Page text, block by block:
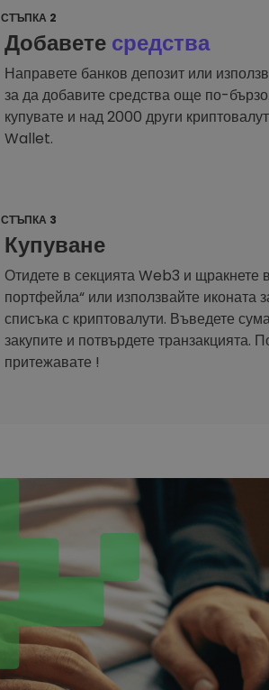
СТЪПКА 2
Добавете средства
Направете банков депозит или
за да добавите средства още по-
купувате и над 2000 други
Wallet.
СТЪПКА 3
Купуване
Отидете в секцията Web3 и щракнете
портфейла“ или използвайте иконата
списъка с криптовалути. Въведете
закупите и потвърдете транзакцията.
притежавате !